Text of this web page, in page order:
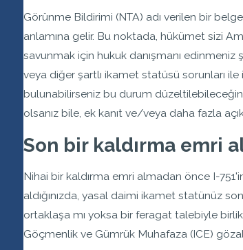
Görünme Bildirimi (NTA) adı verilen bir
anlamına gelir. Bu noktada, hükümet sizi
savunmak için hukuk danışmanı
veya diğer şartlı ikamet statüsü sorunları
bulunabilirseniz bu durum
olsanız bile, ek kanıt ve/veya daha fazla
Son bir kaldırma emri
Nihai bir kaldırma emri almadan önce I-
aldığınızda, yasal daimi ikamet statünüz
ortaklaşa mı yoksa bir feragat talebiyle
Göçmenlik ve Gümrük Muhafaza (ICE)